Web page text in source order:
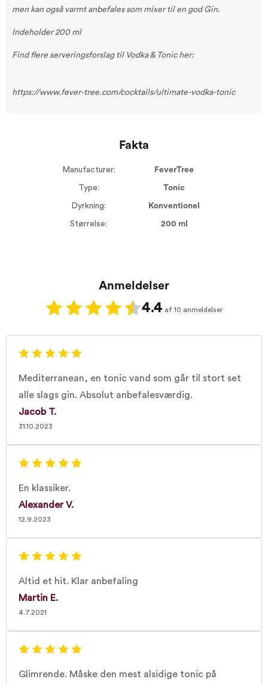
men kan også varmt anbefales som mixer til en god Gin.
Indeholder 200 ml
Find flere serveringsforslag til Vodka & Tonic her:
https://www.fever-tree.com/cocktails/ultimate-vodka-tonic
Fakta
Manufacturer: FeverTree
Type: Tonic
Dyrkning: Konventionel
Størrelse: 200 ml
Anmeldelser
4.4 af 10 anmeldelser
Mediterranean, en tonic vand som går til stort set
alle slags gin. Absolut anbefalesværdig.
Jacob T.
31.10.2023
En klassiker.
Alexander V.
12.9.2023
Altid et hit. Klar anbefaling
Martin E.
4.7.2021
Glimrende. Måske den mest alsidige tonic på